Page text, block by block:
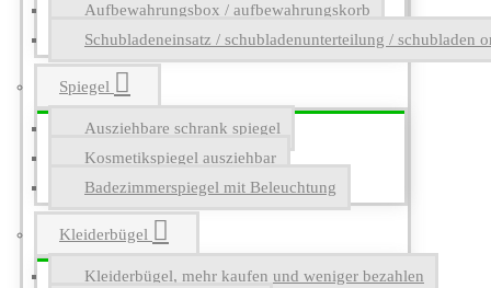
Aufbewahrungsbox / aufbewahrungskorb
Schubladeneinsatz / schubladenunterteilung / schubladen
Spiegel
Ausziehbare schrank spiegel
Kosmetikspiegel ausziehbar
Badezimmerspiegel mit Beleuchtung
Kleiderbügel
Kleiderbügel, mehr kaufen und weniger bezahlen